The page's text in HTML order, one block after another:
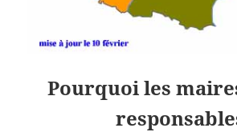
Pourquoi les